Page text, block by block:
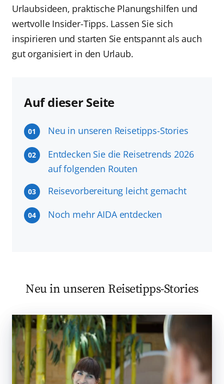
Urlaubsideen, praktische Planungshilfen und
wertvolle Insider-Tipps. Lassen Sie sich
inspirieren und starten Sie entspannt als auch
gut organisiert in den Urlaub.
Auf dieser Seite
01 Neu in unseren Reisetipps-Stories
02
Entdecken Sie die Reisetrends 2026
auf folgenden Routen
03 Reisevorbereitung leicht gemacht
04 Noch mehr AIDA entdecken
Neu in unseren Reisetipps-Stories